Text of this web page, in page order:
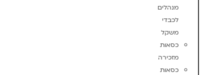
מנהלים
לכבדי
משקל
כסאות
מזכירה
כסאות